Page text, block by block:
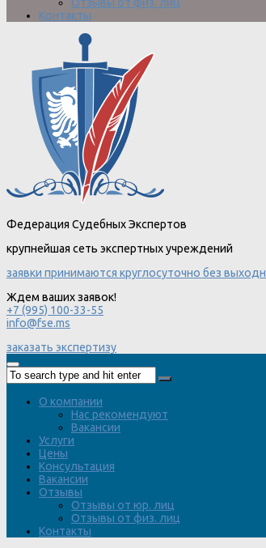
Отзывы от физ. лиц
Контакты
Федерация Судебных Экспертов
крупнейшая сеть экспертных учреждений
заявки принимаются круглосуточно без
Ждем ваших заявок!
+7 (995) 100-33-55
info@fse.ms
заказать экспертизу
О компании
Нас рекомендуют
Вакансии
Услуги
Цены
Консультация
Вакансии
Отзывы
Отзывы от юр. лиц
Отзывы от физ. лиц
Контакты